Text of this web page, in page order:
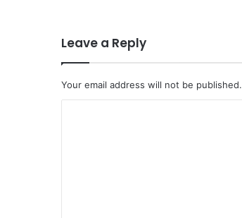
Leave a Reply
Your email address will not be published.